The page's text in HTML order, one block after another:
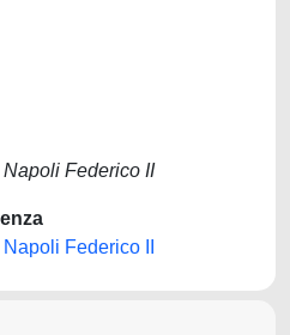
Federico II
Federico II